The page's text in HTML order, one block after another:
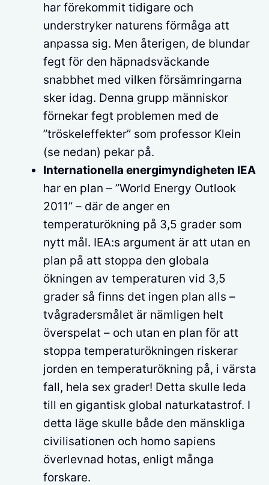
har förekommit tidigare och
understryker naturens förmåga att
anpassa sig. Men återigen, de blundar
fegt för den häpnadsväckande
snabbhet med vilken försämringarna
sker idag. Denna grupp människor
förnekar fegt problemen med de
”tröskeleffekter” som professor Klein
(se nedan) pekar på.
Internationella energimyndigheten IEA
har en plan – ”World Energy Outlook
2011” – där de anger en
temperaturökning på 3,5 grader som
nytt mål. IEA:s argument är att utan en
plan på att stoppa den globala
ökningen av temperaturen vid 3,5
grader så finns det ingen plan alls –
tvågradersmålet är nämligen helt
överspelat – och utan en plan för att
stoppa temperaturökningen riskerar
jorden en temperaturökning på, i värsta
fall, hela sex grader! Detta skulle leda
till en gigantisk global naturkatastrof. I
detta läge skulle både den mänskliga
civilisationen och homo sapiens
överlevnad hotas, enligt många
forskare.